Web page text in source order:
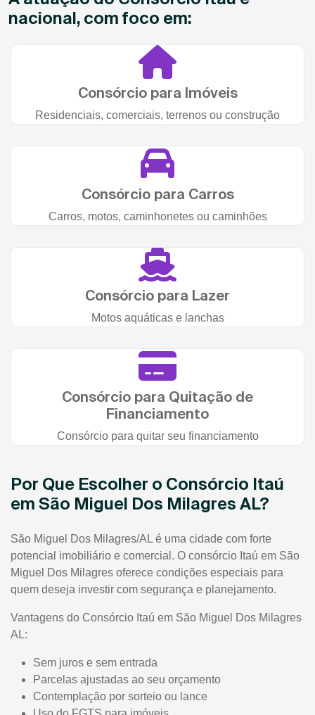
nacional, com foco em:
Consórcio para Imóveis
Residenciais, comerciais, terrenos ou construção
Consórcio para Carros
Carros, motos, caminhonetes ou caminhões
Consórcio para Lazer
Motos aquáticas e lanchas
Consórcio para Quitação de
Financiamento
Consórcio para quitar seu financiamento
Por Que Escolher o Consórcio Itaú
em São Miguel Dos Milagres AL?
São Miguel Dos Milagres/AL é uma cidade com forte
potencial imobiliário e comercial. O consórcio Itaú em São
Miguel Dos Milagres oferece condições especiais para
quem deseja investir com segurança e planejamento.
Vantagens do Consórcio Itaú em São Miguel Dos Milagres
AL:
Sem juros e sem entrada
Parcelas ajustadas ao seu orçamento
Contemplação por sorteio ou lance